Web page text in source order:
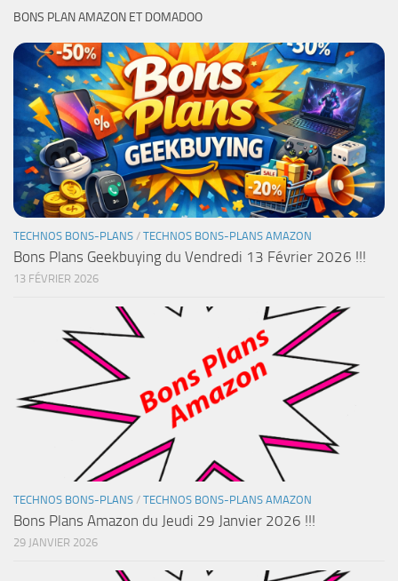
BONS PLAN AMAZON ET DOMADOO
TECHNOS BONS-PLANS / TECHNOS BONS-PLANS AMAZON
Bons Plans Geekbuying du Vendredi 13 Février 2026 !!!
13 FÉVRIER 2026
TECHNOS BONS-PLANS / TECHNOS BONS-PLANS AMAZON
Bons Plans Amazon du Jeudi 29 Janvier 2026 !!!
29 JANVIER 2026